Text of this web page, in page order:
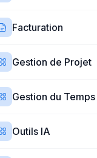
Facturation
Gestion de Projet
Gestion du Temps
Outils IA
un sujet qui
question
et Discord :
logiciel je
l'expert-